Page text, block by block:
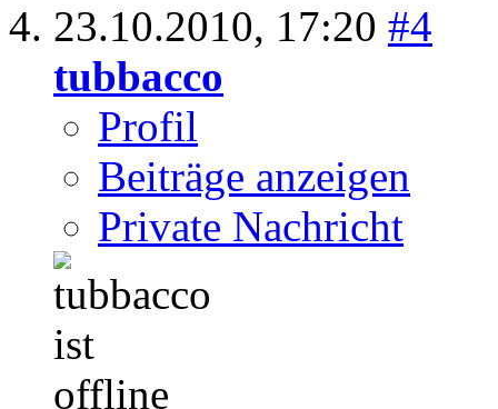
23.10.2010, 17:20 #4
tubbacco
Profil
Beiträge anzeigen
Private Nachricht